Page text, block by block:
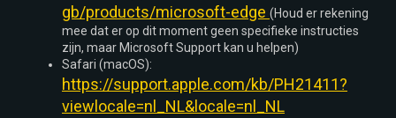
gb/products/microsoft-edge (Houd er rekening
mee dat er op dit moment geen specifieke instructies
zijn, maar Microsoft Support kan u helpen)
Safari (macOS):
https://support.apple.com/kb/PH21411?
viewlocale=nl_NL&locale=nl_NL